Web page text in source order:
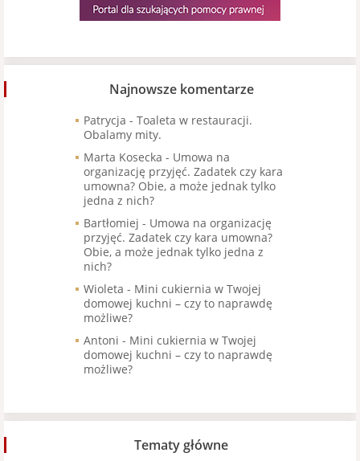
Najnowsze komentarze
Patrycja - Toaleta w restauracji.
Obalamy mity.
Marta Kosecka - Umowa na
organizację przyjęć. Zadatek czy kara
umowna? Obie, a może jednak tylko
jedna z nich?
Bartłomiej - Umowa na organizację
przyjęć. Zadatek czy kara umowna?
Obie, a może jednak tylko jedna z
nich?
Wioleta - Mini cukiernia w Twojej
domowej kuchni – czy to naprawdę
możliwe?
Antoni - Mini cukiernia w Twojej
domowej kuchni – czy to naprawdę
możliwe?
Tematy główne